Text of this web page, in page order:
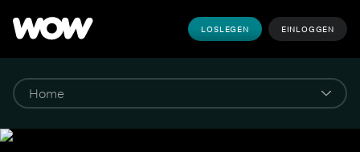
LOSLEGEN EINLOGGEN